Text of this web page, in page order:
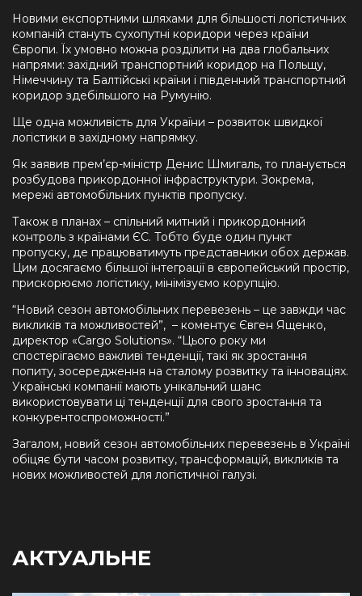
Новими експортними шляхами для більшості логістичних
компаній стануть сухопутні коридори через країни
Європи. Їх умовно можна розділити на два глобальних
напрями: західний транспортний коридор на Польщу,
Німеччину та Балтійські країни і південний транспортний
коридор здебільшого на Румунію.
Ще одна можливість для України – розвиток швидкої
логістики в західному напрямку.
Як заявив прем’єр-міністр Денис Шмигаль, то планується
розбудова прикордонної інфраструктури. Зокрема,
мережі автомобільних пунктів пропуску.
Також в планах – спільний митний і прикордонний
контроль з країнами ЄС. Тобто буде один пункт
пропуску, де працюватимуть представники обох держав.
Цим досягаємо більшої інтеграції в європейський простір,
прискорюємо логістику, мінімізуємо корупцію.
“Новий сезон автомобільних перевезень – це завжди час
викликів та можливостей”, – коментує Євген Ященко,
директор «Cargo Solutions». “Цього року ми
спостерігаємо важливі тенденції, такі як зростання
попиту, зосередження на сталому розвитку та інноваціях.
Українські компанії мають унікальний шанс
використовувати ці тенденції для свого зростання та
конкурентоспроможності.”
Загалом, новий сезон автомобільних перевезень в Україні
обіцяє бути часом розвитку, трансформацій, викликів та
нових можливостей для логістичної галузі.
АКТУАЛЬНЕ